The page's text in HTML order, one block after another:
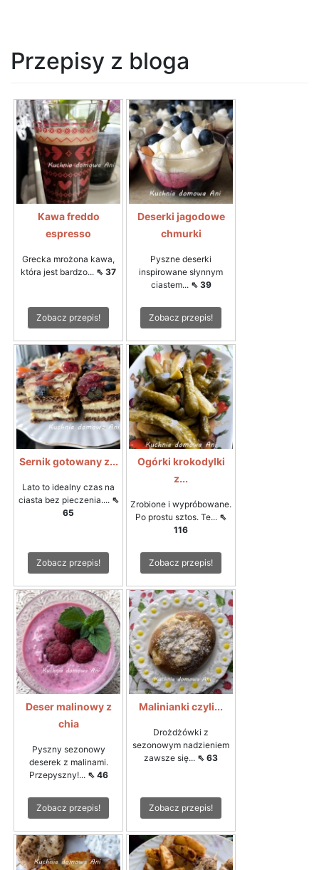
Przepisy z bloga
Kawa freddo
espresso
Grecka mrożona kawa,
która jest bardzo... ⇖ 37
Zobacz przepis!
Deserki jagodowe
chmurki
Pyszne deserki
inspirowane słynnym
ciastem... ⇖ 39
Zobacz przepis!
Sernik gotowany z...
Lato to idealny czas na
ciasta bez pieczenia.... ⇖
65
Zobacz przepis!
Ogórki krokodylki
z...
Zrobione i wypróbowane.
Po prostu sztos. Te... ⇖
116
Zobacz przepis!
Deser malinowy z
chia
Pyszny sezonowy
deserek z malinami.
Przepyszny!... ⇖ 46
Zobacz przepis!
Malinianki czyli...
Drożdżówki z
sezonowym nadzieniem
zawsze się... ⇖ 63
Zobacz przepis!